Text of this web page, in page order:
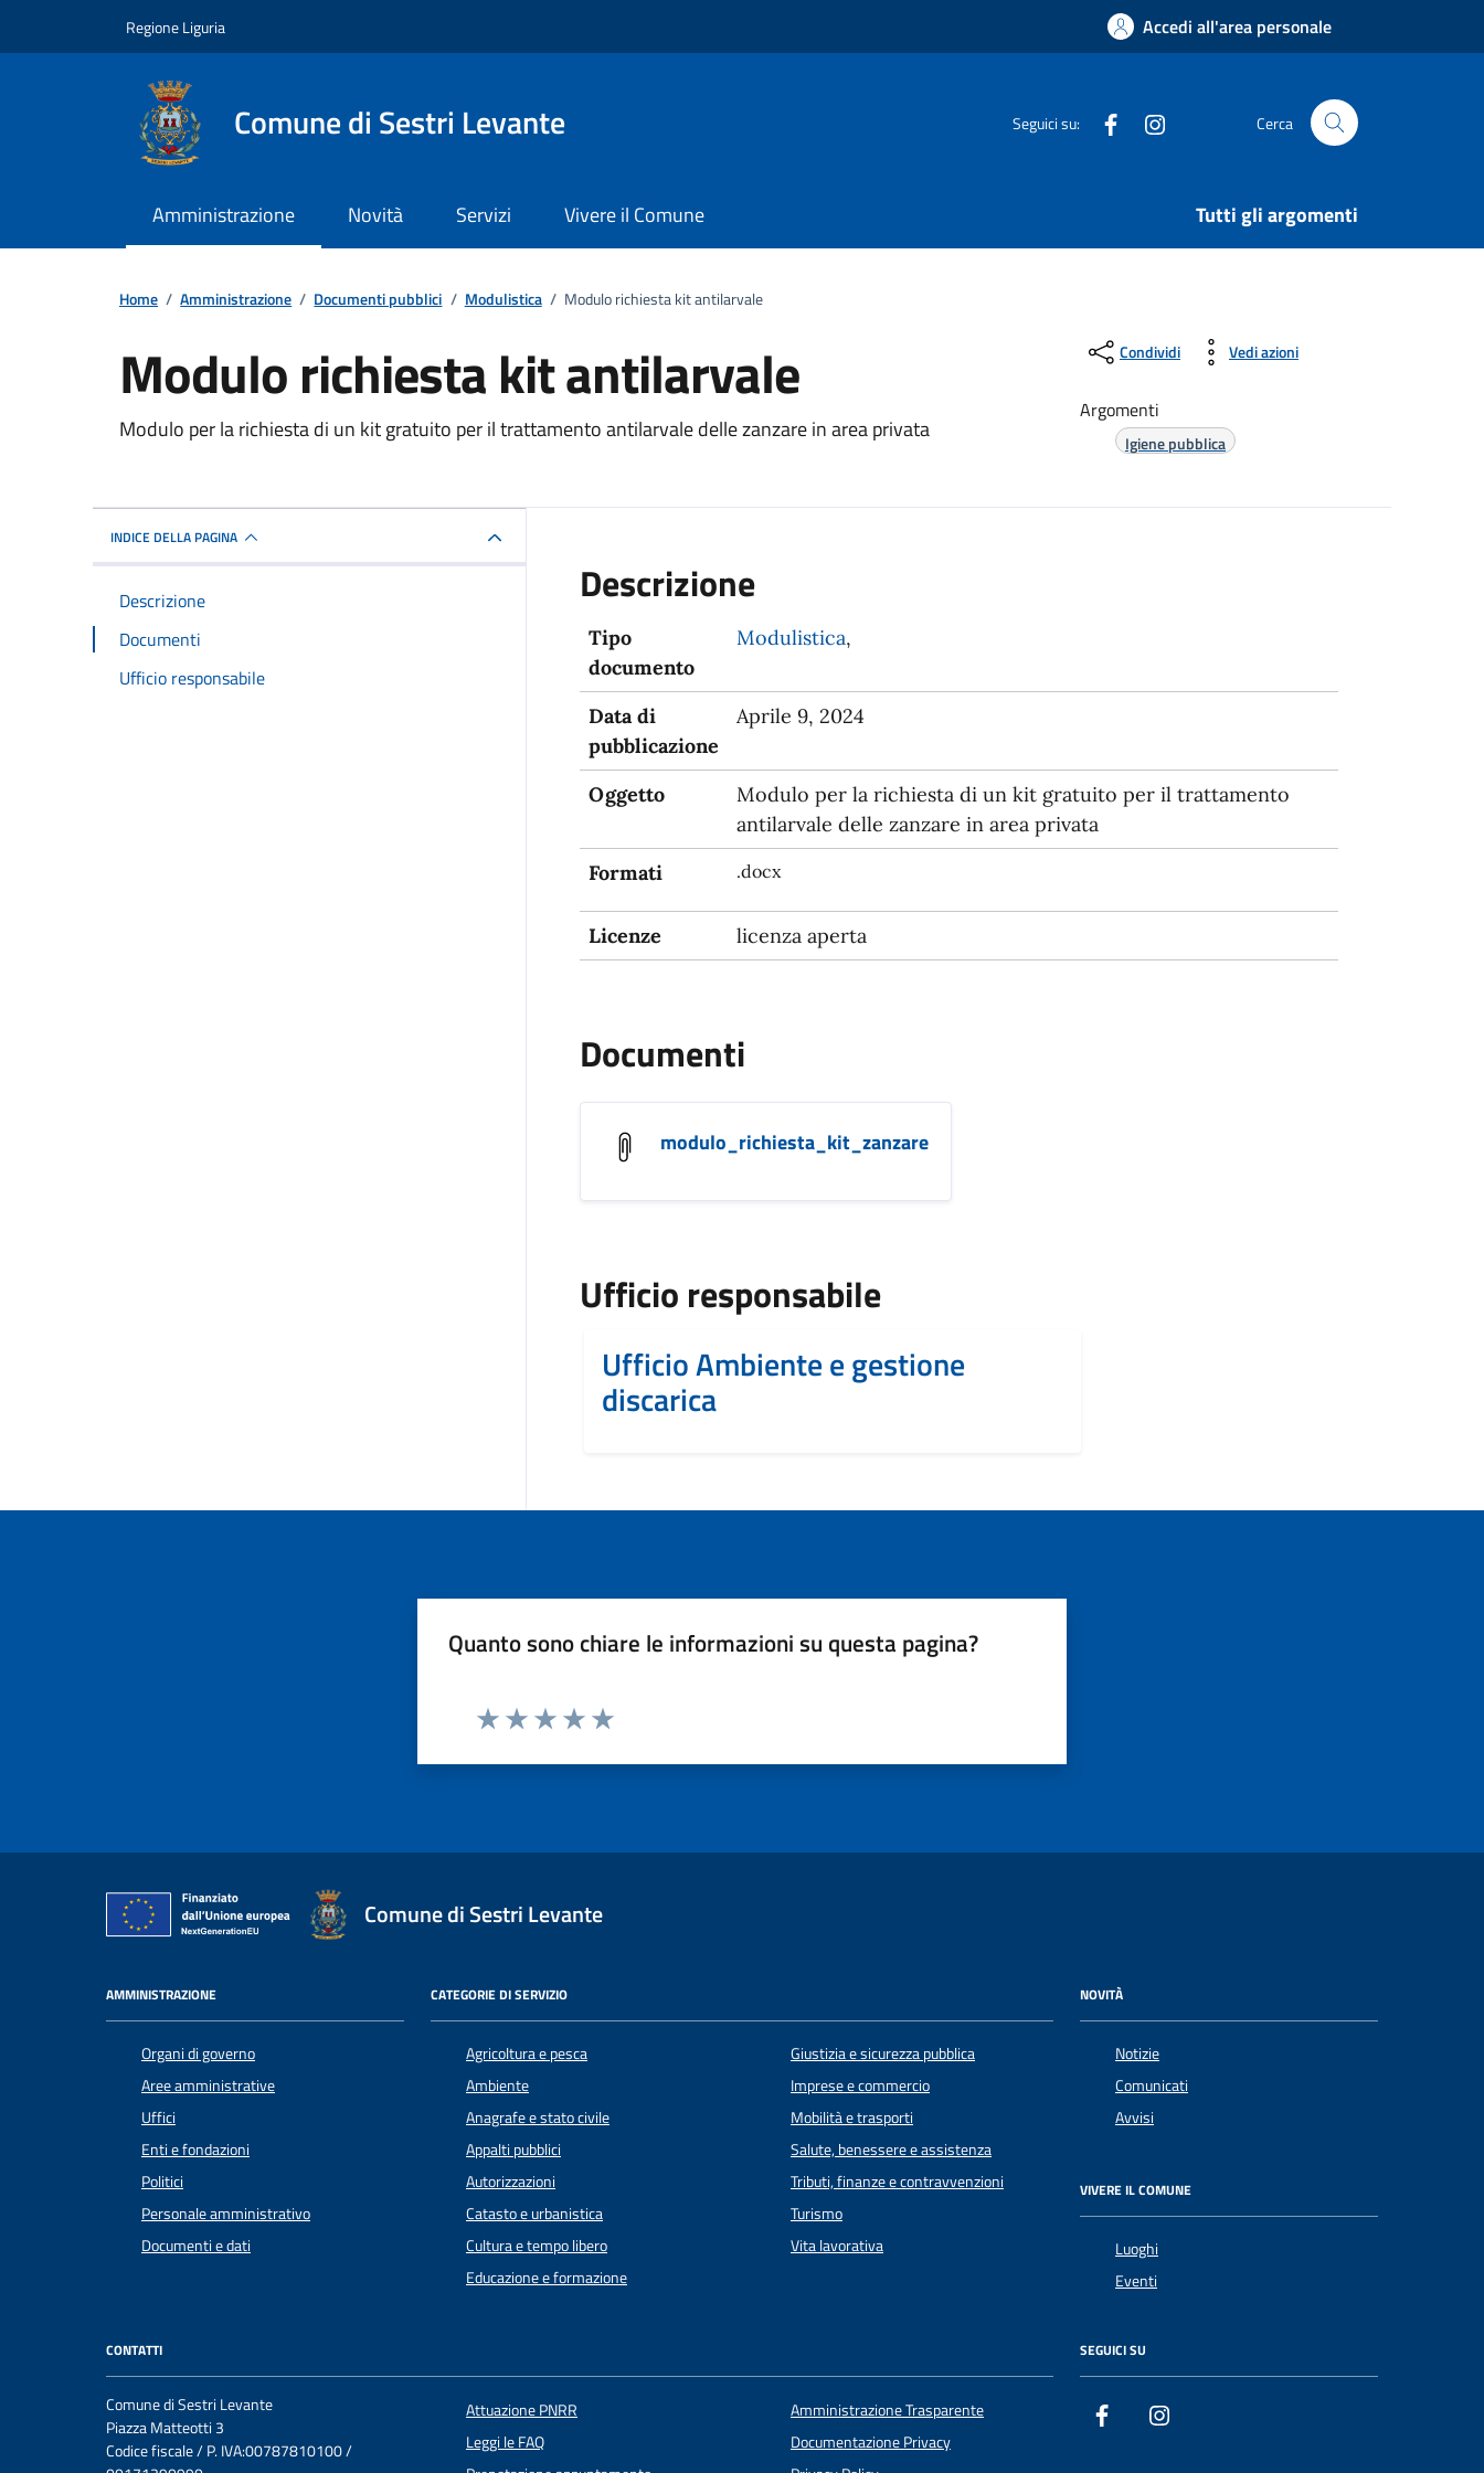
Regione Liguria Accedi all'area personale
Comune di Sestri Levante Seguici su: Facebook Cerca
Amministrazione Novità Servizi Vivere il Comune Tutti gli argomenti
Home / Amministrazione / Documenti pubblici / Modulistica / Modulo richiesta kit antilarvale
Modulo richiesta kit antilarvale
Dettagli del documento
Modulo per la richiesta di un kit gratuito per il trattamento antilarvale delle zanzare in area privata
Condividi Vedi azioni
Argomenti
Igiene pubblica
INDICE DELLA PAGINA
Descrizione
Documenti
Ufficio responsabile
Descrizione
Tipo
documento
Modulistica,
Data di
pubblicazione
Aprile 9, 2024
Oggetto
Modulo per la richiesta di un kit gratuito per il trattamento
antilarvale delle zanzare in area privata
Formati
.docx
Licenze licenza aperta
Documenti
modulo_richiesta_kit_zanzare
Ufficio responsabile
Ufficio Ambiente e gestione
discarica
Quanto sono chiare le informazioni su questa pagina?
Comune di Sestri Levante
AMMINISTRAZIONE
Organi di governo
Aree amministrative
Uffici
Enti e fondazioni
Politici
Personale amministrativo
Documenti e dati
CATEGORIE DI SERVIZIO
Agricoltura e pesca
Ambiente
Anagrafe e stato civile
Appalti pubblici
Autorizzazioni
Catasto e urbanistica
Cultura e tempo libero
Educazione e formazione
Giustizia e sicurezza pubblica
Imprese e commercio
Mobilità e trasporti
Salute, benessere e assistenza
Tributi, finanze e contravvenzioni
Turismo
Vita lavorativa
NOVITÀ
Notizie
Comunicati
Avvisi
VIVERE IL COMUNE
Luoghi
Eventi
CONTATTI
Comune di Sestri Levante
Piazza Matteotti 3
Codice fiscale / P. IVA:00787810100 /
Attuazione PNRR
Leggi le FAQ
Amministrazione Trasparente
Documentazione Privacy
SEGUICI SU
Facebook